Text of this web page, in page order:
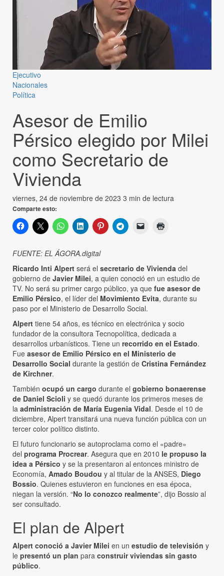
Ejecutivo
Nacionales
Política
Asesor de Emilio
Pérsico elegido por Milei
como Secretario de
Vivienda
viernes, 24 de noviembre de 2023 3 min de lectura
Comparte esto:
FUENTE: EL ÁGORA.digital
Ricardo Inti Alpert será el secretario de Vivienda del
gobierno de Javier Milei, a quien conoció en un estudio de
TV. No será su primer cargo público, ya que fue asesor de
Emilio Pérsico, el líder del Movimiento Evita, durante su
paso por el Ministerio de Desarrollo Social.
Alpert tiene 54 años, es técnico en electrónica y socio
fundador de la consultora Tecnopolítica, dedicada a
desarrollos urbanísticos. Tiene un recorrido en el Estado.
Fue asesor de Emilio Pérsico en el Ministerio de
Desarrollo Social durante la gestión de Cristina Fernández
de Kirchner.
También ocupó un cargo durante el gobierno bonaerense
de Daniel Scioli y se quedó durante los primeros meses de
la administración de María Eugenia Vidal. Desde el 10 de
diciembre, Alpert transitará una nueva función pública con un
tercer color político distinto.
El futuro funcionario se autoproclama como el «padre»
del programa Procrear. Asegura que en 2010 le propuso la
idea a Pérsico y se la presentaron al entonces ministro de
Economía, Amado Boudou y al titular de la ANSES, Diego
Bossio. Quienes estuvieron en funciones en esa época,
niegan la versión. “No lo conozco realmente”, dijo Bossio al
ser consultado.
El plan de Alpert
Alpert conoció a Javier Milei en un estudio de televisión y
le presentó un plan para construir viviendas sin gasto
público.